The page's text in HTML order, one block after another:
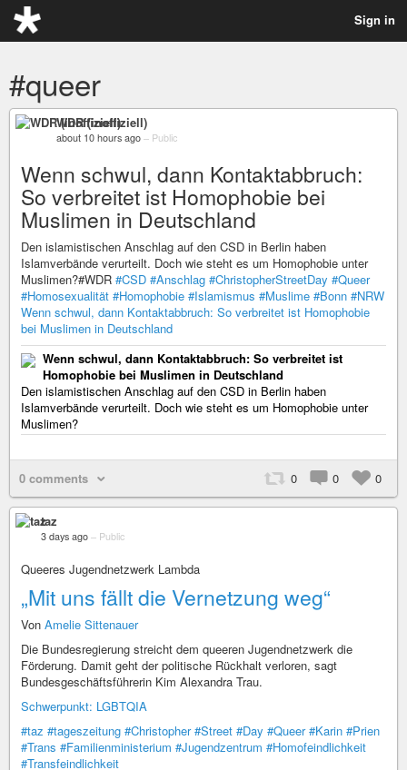
Sign in
#queer
WDR (inoffiziell)
about 10 hours ago – Public
Wenn schwul, dann Kontaktabbruch:
So verbreitet ist Homophobie bei
Muslimen in Deutschland
Den islamistischen Anschlag auf den CSD in Berlin haben
Islamverbände verurteilt. Doch wie steht es um Homophobie unter
Muslimen?#WDR #CSD #Anschlag #ChristopherStreetDay #Queer
#Homosexualität #Homophobie #Islamismus #Muslime #Bonn #NRW
Wenn schwul, dann Kontaktabbruch: So verbreitet ist Homophobie
bei Muslimen in Deutschland
Wenn schwul, dann Kontaktabbruch: So verbreitet ist
Homophobie bei Muslimen in Deutschland
Den islamistischen Anschlag auf den CSD in Berlin haben
Islamverbände verurteilt. Doch wie steht es um Homophobie unter
Muslimen?
0 comments 0 0 0
taz
3 days ago – Public
Queeres Jugendnetzwerk Lambda
„Mit uns fällt die Vernetzung weg“
Von Amelie Sittenauer
Die Bundesregierung streicht dem queeren Jugendnetzwerk die
Förderung. Damit geht der politische Rückhalt verloren, sagt
Bundesgeschäftsführerin Kim Alexandra Trau.
Schwerpunkt: LGBTQIA
#taz #tageszeitung #Christopher #Street #Day #Queer #Karin #Prien
#Trans #Familienministerium #Jugendzentrum #Homofeindlichkeit
#Transfeindlichkeit